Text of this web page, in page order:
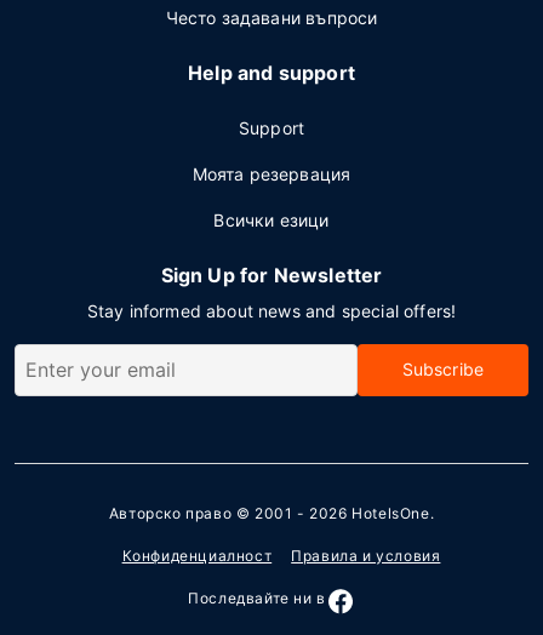
Често задавани въпроси
Help and support
Support
Моята резервация
Всички езици
Sign Up for Newsletter
Stay informed about news and special offers!
Subscribe
Авторско право © 2001 - 2026 HotelsOne.
Конфиденциалност Правила и условия
Последвайте ни в